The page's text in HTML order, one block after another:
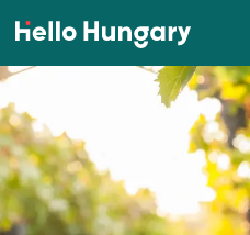
Ugrás a tartalomhoz